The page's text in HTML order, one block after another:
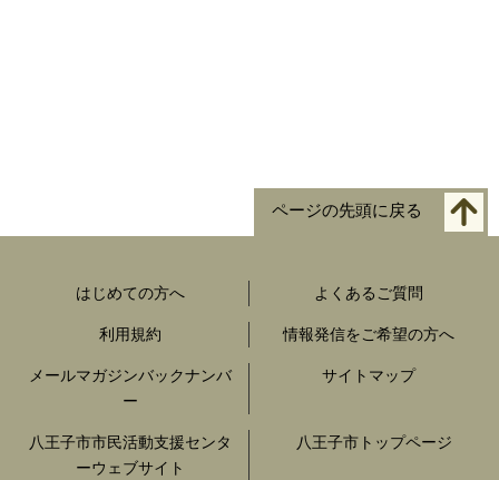
ページの先頭に戻る
はじめての方へ よくあるご質問
利用規約 情報発信をご希望の方へ
メールマガジンバックナンバ
ー
サイトマップ
八王子市市民活動支援センタ
ーウェブサイト
八王子市トップページ